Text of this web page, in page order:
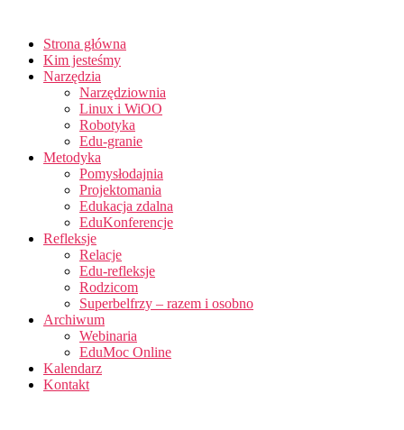
Strona główna
Kim jesteśmy
Narzędzia
Narzędziownia
Linux i WiOO
Robotyka
Edu-granie
Metodyka
Pomysłodajnia
Projektomania
Edukacja zdalna
EduKonferencje
Refleksje
Relacje
Edu-refleksje
Rodzicom
Superbelfrzy – razem i osobno
Archiwum
Webinaria
EduMoc Online
Kalendarz
Kontakt